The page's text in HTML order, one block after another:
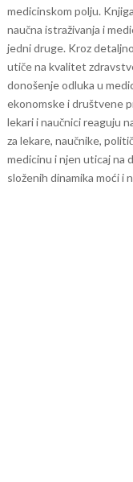
medicinskom polju.
naučna istraživanja i
jedni druge. Kroz
utiče na kvalitet
donošenje odluka u
ekonomske i društvene
lekari i naučnici reaguju
za lekare, naučnike,
medicinu i njen uticaj na
složenih dinamika moći i